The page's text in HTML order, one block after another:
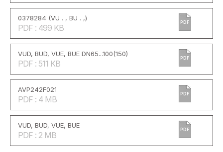
0378284 (VU . , BU . ,)
PDF : 499 KB
PDF
VUD, BUD, VUE, BUE DN65...100(150)
PDF : 511 KB
PDF
AVP242F021
PDF : 4 MB
PDF
VUD, BUD, VUE, BUE
PDF : 2 MB
PDF